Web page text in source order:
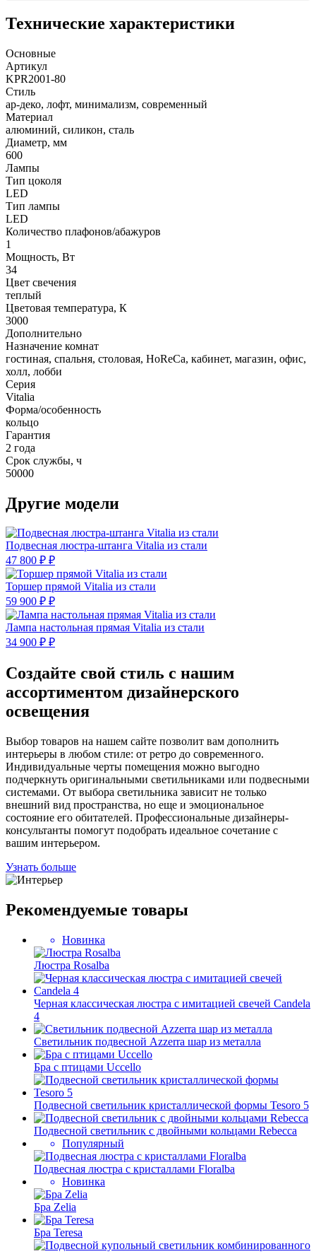
Технические характеристики
Основные
Артикул
KPR2001-80
Стиль
ар-деко, лофт, минимализм, современный
Материал
алюминий, силикон, сталь
Диаметр, мм
600
Лампы
Тип цоколя
LED
Тип лампы
LED
Количество плафонов/абажуров
1
Мощность, Вт
34
Цвет свечения
теплый
Цветовая температура, К
3000
Дополнительно
Назначение комнат
гостиная, спальня, столовая, HoReCa, кабинет, магазин, офис,
холл, лобби
Серия
Vitalia
Форма/особенность
кольцо
Гарантия
2 года
Срок службы, ч
50000
Другие модели
Подвесная люстра-штанга Vitalia из стали
47 800 ₽ ₽
Торшер прямой Vitalia из стали
59 900 ₽ ₽
Лампа настольная прямая Vitalia из стали
34 900 ₽ ₽
Создайте свой стиль с нашим
ассортиментом дизайнерского
освещения
Выбор товаров на нашем сайте позволит вам дополнить
интерьеры в любом стиле: от ретро до современного.
Индивидуальные черты помещения можно выгодно
подчеркнуть оригинальными светильниками или подвесными
системами. От выбора светильника зависит не только
внешний вид пространства, но еще и эмоциональное
состояние его обитателей. Профессиональные дизайнеры-
консультанты помогут подобрать идеальное сочетание с
вашим интерьером.
Узнать больше
Рекомендуемые товары
Новинка
Люстра Rosalba
Черная классическая люстра с имитацией свечей Сandela
4
Светильник подвесной Azzerra шар из металла
Бра с птицами Uccello
Подвесной светильник кристаллической формы Tesoro 5
Подвесной светильник с двойными кольцами Rebecca
Популярный
Подвесная люстра с кристаллами Floralba
Новинка
Бра Zelia
Бра Teresa